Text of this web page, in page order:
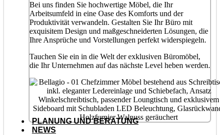
Bei uns finden Sie hochwertige Möbel, die Ihr
Arbeitsumfeld in eine Oase des Komforts und der
Produktivität verwandeln. Gestalten Sie Ihr Büro mit
exquisitem Design und maßgeschneiderten Lösungen, die
Ihre Ansprüche und Vorstellungen perfekt widerspiegeln.
Tauchen Sie ein in die Welt der exklusiven Büromöbel,
die Ihr Unternehmen auf das nächste Level heben werden.
PLANUNG UND BERATUNG
NEWS